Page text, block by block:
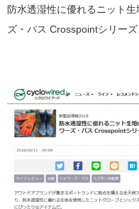
防水透湿性に優れるニット
ズ・パス Crosspointシリーズ